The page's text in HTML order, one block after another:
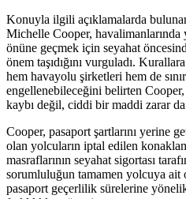
Konuyla ilgili açıklamalarda
Michelle Cooper, havalimanlarında
önüne geçmek için seyahat
önem taşıdığını vurguladı.
hem havayolu şirketleri hem de
engellenebileceğini belirten
kaybı değil, ciddi bir maddi zarar
Cooper, pasaport şartlarını yerine
olan yolcuların iptal edilen
masraflarının seyahat sigortası
sorumluluğun tamamen yolcuya ait
pasaport geçerlilik sürelerine